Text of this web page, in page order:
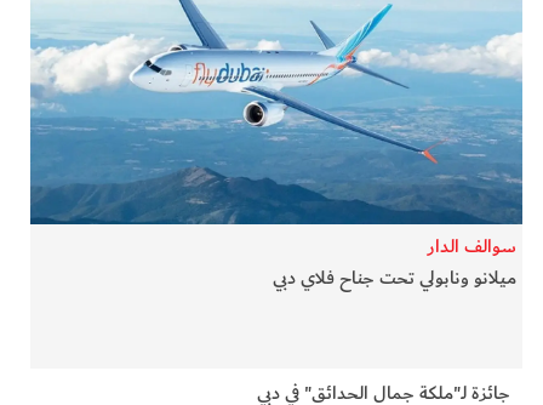
سوالف الدار
ميلانو ونابولي تحت جناح فلاي دبي
جائزة لـ"ملكة جمال الحدائق" في دبي